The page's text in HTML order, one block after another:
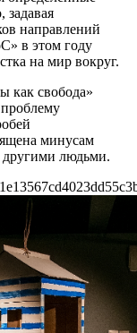
направлений
в этом году
на мир вокруг.
как свобода»
минусам
другими людьми.